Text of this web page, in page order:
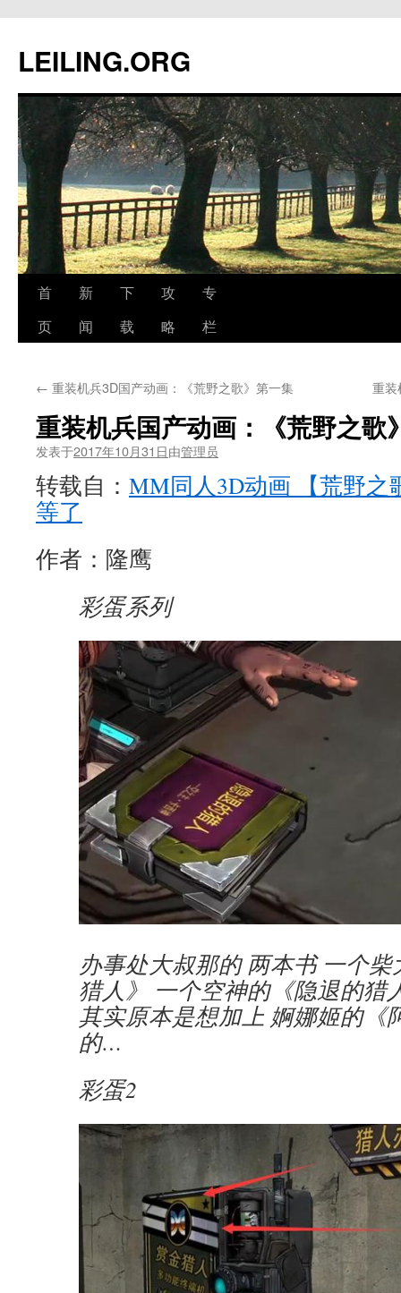
文
LEILING.ORG
首
页
新
闻
下
载
攻
略
专
栏
← 重装机兵3D国产动画：《荒野之歌》第一集 重
重装机兵国产动画：《荒野之歌
发表于2017年10月31日由管理员
转载自： MM同人3D动画 【荒野之
等了
作者：隆鹰
彩蛋系列
办事处大叔那的 两本书 一个
猎人》 一个空神的《隐退的猎
其实原本是想加上 婀娜姬的《
的…
彩蛋2